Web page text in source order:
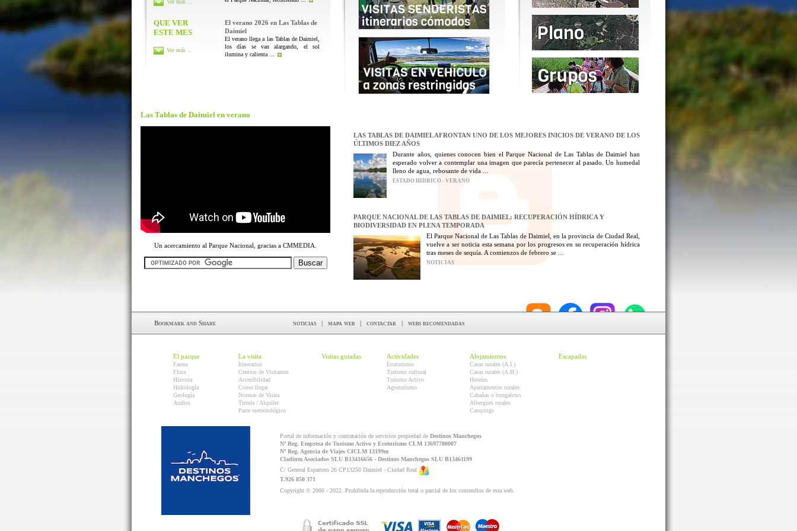
Ver más ...
QUE VER
ESTE MES
El verano 2026 en Las Tablas de
Daimiel
El verano llega a las Tablas de Daimiel,
los días se van alargando, el sol
ilumina y calienta ...
Ver más ...
Las Tablas de Daimiel en verano
Un acercamiento al Parque Nacional, gracias a CMMEDIA.
LAS TABLAS DE DAIMIEL AFRONTAN UNO DE LOS MEJORES INICIOS DE VERANO DE LOS
ÚLTIMOS DIEZ AÑOS
Durante años, quienes conocen bien el Parque Nacional de Las Tablas de Daimiel han
esperado volver a contemplar una imagen que parecía pertenecer al pasado. Un humedal
lleno de agua, rebosante de vida ...
ESTADO HIDRICO - VERANO
PARQUE NACIONAL DE LAS TABLAS DE DAIMIEL: RECUPERACIÓN HÍDRICA Y
BIODIVERSIDAD EN PLENA TEMPORADA
El Parque Nacional de Las Tablas de Daimiel, en la provincia de Ciudad Real,
vuelve a ser noticia esta semana por los progresos en su recuperación hídrica
tras meses de sequía. A comienzos de febrero se ...
NOTICIAS
noticias | mapa web | contactar | webs recomendadas
El parque
Fauna
Flora
Historia
Hidrología
Geología
Audios
La visita
Itinerarios
Centros de Visitantes
Accesibilidad
Como llegar
Normas de Visita
Tienda / Alquiler
Parte meteorológico
Visitas guiadas Actividades
Ecoturismo
Turismo cultural
Turismo Activo
Agroturismo
Alojamientos
Casas rurales (A.I.)
Casas rurales (A.H.)
Hoteles
Apartamentos rurales
Cabañas o bungalows
Albergues rurales
Campings
Escapadas
Portal de información y contratación de servicios propiedad de Destinos Manchegos
Nº Reg. Empresa de Turismo Activo y Ecoturismo CLM 13697700007
Nº Reg. Agencia de Viajes CICLM 13199m
Cladium Asociados SLU B13416656 - Destinos Manchegos SLU B13461199
C/ General Espartero 26 CP13250 Daimiel - Ciudad Real
T.926 850 371
Copyright © 2000 - 2022. Prohibida la reproducción total o parcial de los contendios de esta web.